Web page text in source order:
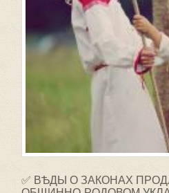
✅ ВѢДЫ О ЗАКОНАХ